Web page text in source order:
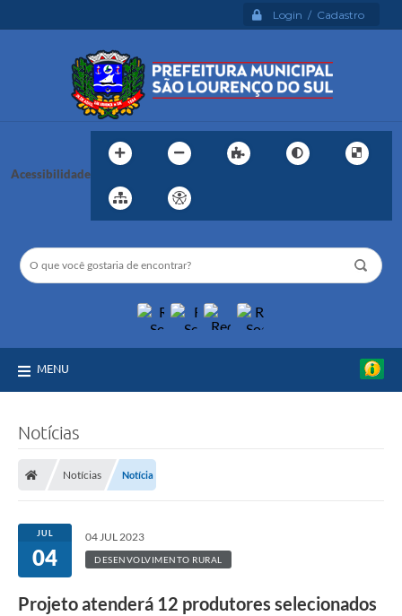
Login / Cadastro
Acessibilidade
MENU
Notícias
Notícias Notícia
JUL
04
04 JUL 2023
DESENVOLVIMENTO RURAL
Projeto atenderá 12 produtores selecionados